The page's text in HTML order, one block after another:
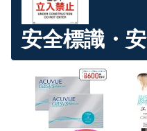
安全標識・